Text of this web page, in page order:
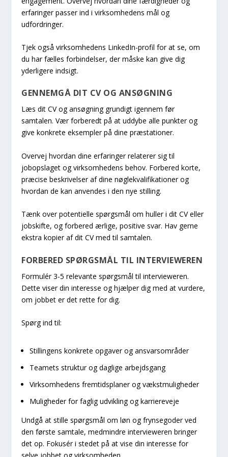
erfaringer passer ind i virksomhedens mål og
udfordringer.
Tjek også virksomhedens LinkedIn-profil for at se, om
du har fælles forbindelser, der måske kan give dig
yderligere indsigt.
GENNEMGÅ DIT CV OG ANSØGNING
Læs dit CV og ansøgning grundigt igennem før
samtalen. Vær forberedt på at uddybe alle punkter og
give konkrete eksempler på dine præstationer.
Overvej hvordan dine erfaringer relaterer sig til
jobopslaget og virksomhedens behov. Forbered korte,
præcise beskrivelser af dine nøglekvalifikationer og
hvordan de kan anvendes i den nye stilling.
Tænk over potentielle spørgsmål om huller i dit CV eller
jobskifte, og forbered ærlige, positive svar. Hav gerne
ekstra kopier af dit CV med til samtalen.
FORBERED SPØRGSMÅL TIL INTERVIEWEREN
Formulér 3-5 relevante spørgsmål til intervieweren.
Dette viser din interesse og hjælper dig med at vurdere,
om jobbet er det rette for dig.
Spørg ind til:
Stillingens konkrete opgaver og ansvarsområder
Teamets struktur og daglige arbejdsgang
Virksomhedens fremtidsplaner og vækstmuligheder
Muligheder for faglig udvikling og karriereveje
Undgå at stille spørgsmål om løn og frynsegoder ved
den første samtale, medmindre intervieweren bringer
det op. Fokusér i stedet på at vise din interesse for
selve jobbet og virksomheden.